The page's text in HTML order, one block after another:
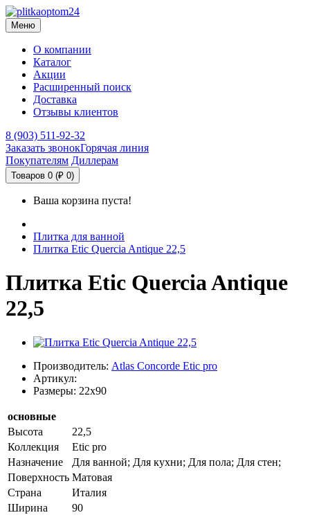
Меню
О компании
Каталог
Акции
Расширенный поиск
Доставка
Отзывы клиентов
8 (903) 511-92-32
Заказать звонокГорячая линия
Покупателям Диллерам
Товаров 0 (₽ 0)
Ваша корзина пуста!
Плитка для ванной
Плитка Etic Quercia Antique 22,5
Плитка Etic Quercia Antique
22,5
Производитель: Atlas Concorde Etic pro
Артикул:
Размеры: 22x90
основные
Высота
22,5
Коллекция
Etic pro
Назначение
Для ванной; Для кухни; Для пола; Для стен;
Поверхность Матовая
Страна
Италия
Ширина
90